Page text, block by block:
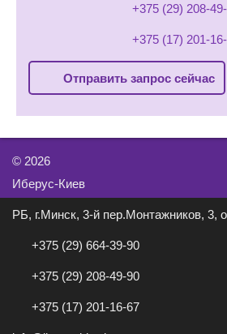
+375 (29) 208-
+375 (17) 201-
Отправить запрос сейчас
© 2026
Иберус-Киев
РБ, г.Минск, 3-й пер.Монтажников, 3,
+375 (29) 664-39-90
+375 (29) 208-49-90
+375 (17) 201-16-67